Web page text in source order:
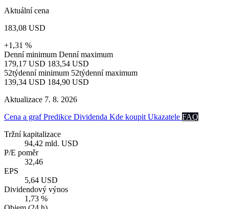
Aktuální cena
183,08 USD
+1,31 %
Denní minimum Denní maximum
179,17 USD 183,54 USD
52týdenní minimum 52týdenní maximum
139,34 USD 184,90 USD
Aktualizace 7. 8. 2026
Cena a grafPredikce Dividenda Kde koupit Ukazatele FAQ
Tržní kapitalizace
94,42 mld. USD
P/E poměr
32,46
EPS
5,64 USD
Dividendový výnos
1,73 %